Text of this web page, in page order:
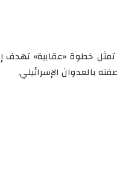
خطوة «عقابية» تهدف
بالعدوان الإسرائيلي.